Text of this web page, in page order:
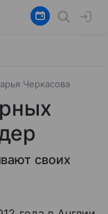
Черкасова
своих